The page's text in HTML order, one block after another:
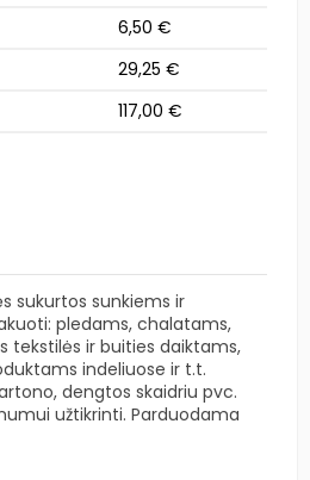
6,50 €
29,25 €
117,00 €
sukurtos sunkiems ir
pledams, chalatams,
tekstilės ir buities daiktams,
indeliuose ir t.t.
dengtos skaidriu pvc.
užtikrinti. Parduodama